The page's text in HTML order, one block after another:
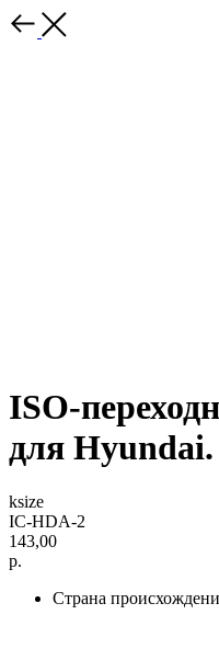
ISO-
для
ksize
IC-HDA-2
143,00
р.
Страна